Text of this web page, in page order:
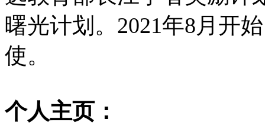
曙光计划。2021年8月开
使。
个人主页：